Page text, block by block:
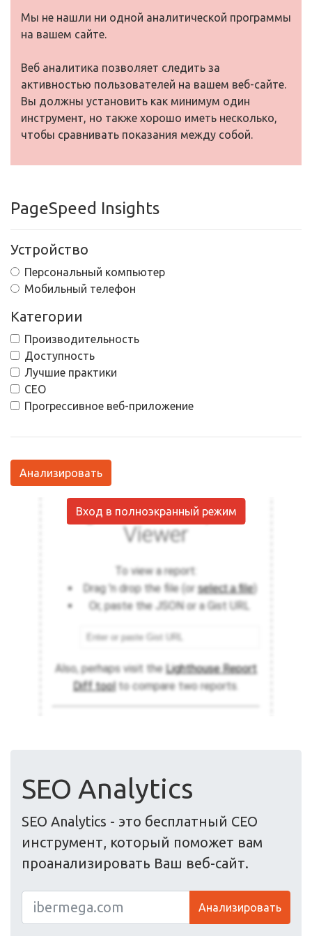
Мы не нашли ни одной аналитической программы
на вашем сайте.
Веб аналитика позволяет следить за
активностью пользователей на вашем веб-сайте.
Вы должны установить как минимум один
инструмент, но также хорошо иметь несколько,
чтобы сравнивать показания между собой.
PageSpeed Insights
Устройство
Персональный компьютер
Мобильный телефон
Категории
Производительность
Доступность
Лучшие практики
СЕО
Прогрессивное веб-приложение
Анализировать
Вход в полноэкранный режим
SEO Analytics
SEO Analytics - это бесплатный СЕО
инструмент, который поможет вам
проанализировать Ваш веб-сайт.
Анализировать